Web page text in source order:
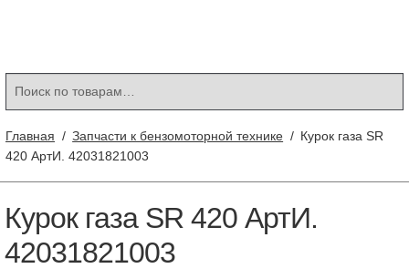
Главная / Запчасти к бензомоторной технике / Курок газа SR
420 АртИ. 42031821003
Курок газа SR 420 АртИ.
42031821003